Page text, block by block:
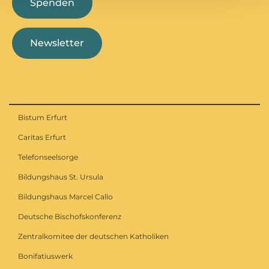
Spenden
Newsletter
Bistum Erfurt
Caritas Erfurt
Telefonseelsorge
Bildungshaus St. Ursula
Bildungshaus Marcel Callo
Deutsche Bischofskonferenz
Zentralkomitee der deutschen Katholiken
Bonifatiuswerk